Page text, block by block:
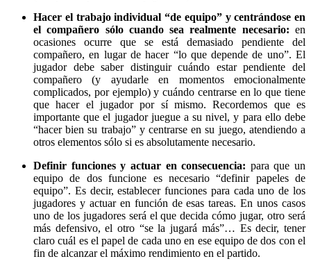
Hacer el trabajo individual “de equipo” y centrándose en
el compañero sólo cuando sea realmente necesario: en
ocasiones ocurre que se está demasiado pendiente del
compañero, en lugar de hacer “lo que depende de uno”. El
jugador debe saber distinguir cuándo estar pendiente del
compañero (y ayudarle en momentos emocionalmente
complicados, por ejemplo) y cuándo centrarse en lo que tiene
que hacer el jugador por sí mismo. Recordemos que es
importante que el jugador juegue a su nivel, y para ello debe
“hacer bien su trabajo” y centrarse en su juego, atendiendo a
otros elementos sólo si es absolutamente necesario.
Definir funciones y actuar en consecuencia: para que un
equipo de dos funcione es necesario “definir papeles de
equipo”. Es decir, establecer funciones para cada uno de los
jugadores y actuar en función de esas tareas. En unos casos
uno de los jugadores será el que decida cómo jugar, otro será
más defensivo, el otro “se la jugará más”… Es decir, tener
claro cuál es el papel de cada uno en ese equipo de dos con el
fin de alcanzar el máximo rendimiento en el partido.